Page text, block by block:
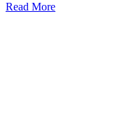
Read More